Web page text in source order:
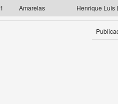
1 Amarelas Henrique Luís